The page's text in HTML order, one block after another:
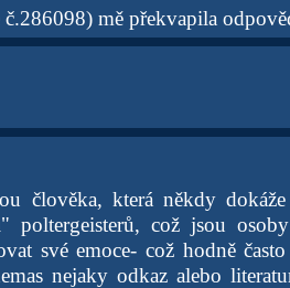
mě překvapila
člověka, která někdy dokáže
poltergeisterů, což jsou
své emoce- což hodně
nejaky odkaz alebo